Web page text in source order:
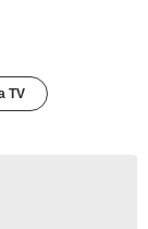
TV